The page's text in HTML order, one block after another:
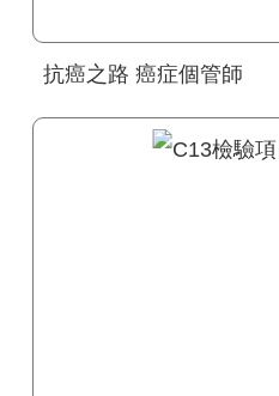
抗癌之路 癌症個管師